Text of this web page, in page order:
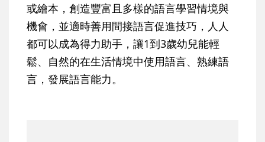
或繪本，創造豐富且多樣的語言學習情境與
機會，並適時善用間接語言促進技巧，人人
都可以成為得力助手，讓1到3歲幼兒能輕
鬆、自然的在生活情境中使用語言、熟練語
言，發展語言能力。